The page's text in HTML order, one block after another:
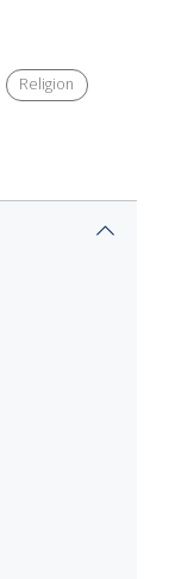
Religion